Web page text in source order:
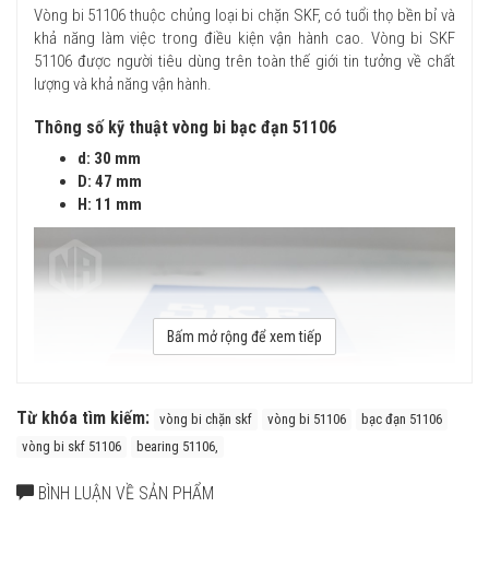
Vòng bi 51106 thuộc chủng loại bi chặn SKF, có tuổi thọ bền bỉ và
khả năng làm việc trong điều kiện vận hành cao. Vòng bi SKF
51106 được người tiêu dùng trên toàn thế giới tin tưởng về chất
lượng và khả năng vận hành.
Thông số kỹ thuật vòng bi bạc đạn 51106
d: 30 mm
D: 47 mm
H: 11 mm
Bấm mở rộng để xem tiếp
Từ khóa tìm kiếm: vòng bi chặn skf vòng bi 51106
bạc đạn 51106
vòng bi skf 51106
bearing 51106,
BÌNH LUẬN VỀ SẢN PHẨM